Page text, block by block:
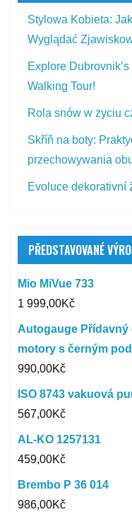
Stylowa Kobieta:
Wyglądać
Explore
Walking Tour!
Rola snów w życiu
Skříň na boty:
przechowywania
Evoluce dekorativní
PŘEDSTAVOVANÉ
Mio MiVue 733
1 999,00Kč
Autogauge
motory s černým
990,00Kč
ISO 8743 vakuová
567,00Kč
AL-KO 1257131
459,00Kč
Brembo P 36 014
986,00Kč